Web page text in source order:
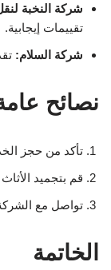
شركة النخبة
تقييمات إيجابية.
شركة السلام:
نصائح
تأكد من حجز
قم بتجميد
تواصل مع
الخاتمة